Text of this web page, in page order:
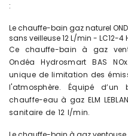
:
Le chauffe-bain gaz naturel
sans veilleuse 12 L/min - LC12-4
Ce chauffe-bain à gaz
Ondéa Hydrosmart BAS
unique de limitation des
l'atmosphère. Équipé
chauffe-eau à gaz ELM
sanitaire de 12 l/min.